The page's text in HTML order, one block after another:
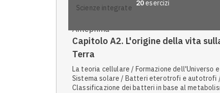
Produttori primari / I quattro regni degli
Anteprima
scienze integrate
20 esercizi
Capitolo A2. L'origine della vita
Terra
La teoria cellulare / Formazione dell'Universo
Sistema solare / Batteri eterotrofi e autotrofi
Classificazione dei batteri in base al